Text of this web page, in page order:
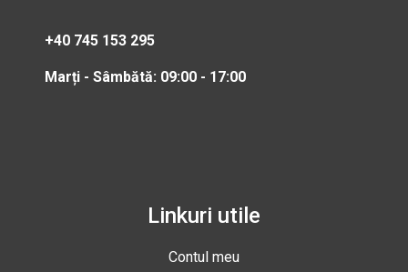
+40 745 153 295
Marți - Sâmbătă: 09:00 - 17:00
Linkuri utile
Contul meu